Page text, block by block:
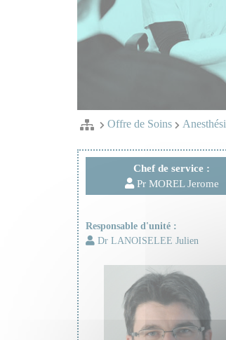
Offre de Soins
Chef de service :
Pr MOREL Jerome
Responsable d'unité :
Dr LANOISELEE Julien